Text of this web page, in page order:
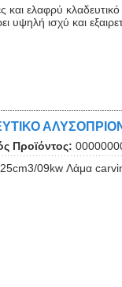
και ελαφρύ
υψηλή ισχύ και
Προϊόντος:
09kw Λάμα